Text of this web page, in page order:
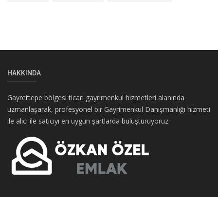
HAKKINDA
Gayrettepe bölgesi ticari gayrimenkul hizmetleri alanında
uzmanlaşarak, profesyonel bir Gayrimenkul Danışmanlığı hizmeti
ile alıcı ile satıcıyı en uygun şartlarda buluşturuyoruz.